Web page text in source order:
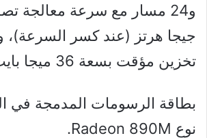
جيجا هرتز (عند كسر السرعة)،
تخزين مؤقت بسعة 36 ميجا بايت.
بطاقة الرسومات المدمجة في
نوع Radeon 890M.